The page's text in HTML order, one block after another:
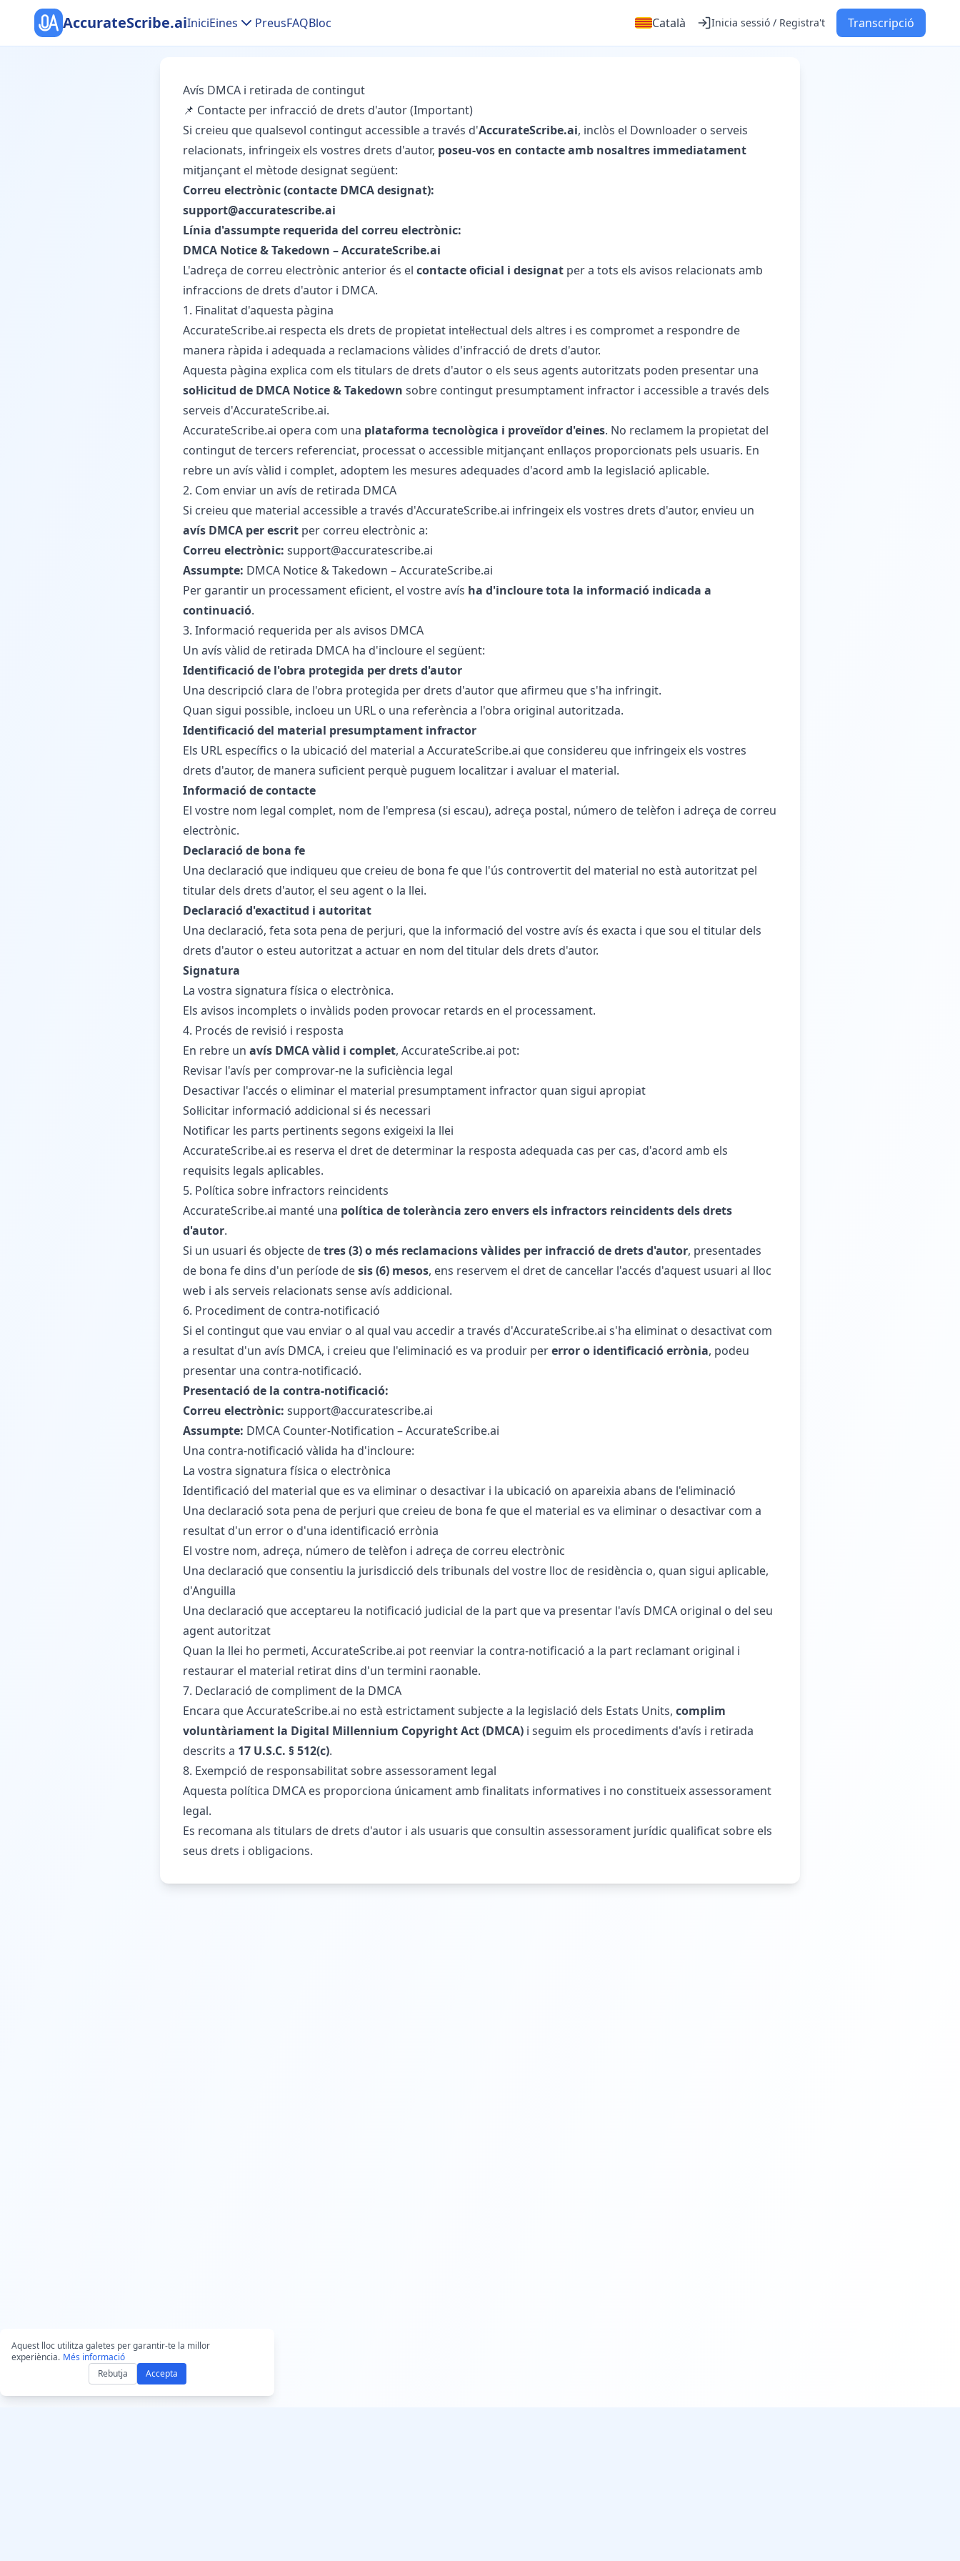
AccurateScribe.aiIniciEines PreusFAQBloc Català Inicia sessió / Registra't Transcripció
Avís DMCA i retirada de contingut
📌 Contacte per infracció de drets d'autor (Important)
Si creieu que qualsevol contingut accessible a través d'AccurateScribe.ai, inclòs el Downloader o serveis
relacionats, infringeix els vostres drets d'autor, poseu-vos en contacte amb nosaltres immediatament
mitjançant el mètode designat següent:
Correu electrònic (contacte DMCA designat):
support@accuratescribe.ai
Línia d'assumpte requerida del correu electrònic:
DMCA Notice & Takedown – AccurateScribe.ai
L'adreça de correu electrònic anterior és el contacte oficial i designat per a tots els avisos relacionats amb
infraccions de drets d'autor i DMCA.
1. Finalitat d'aquesta pàgina
AccurateScribe.ai respecta els drets de propietat intel·lectual dels altres i es compromet a respondre de
manera ràpida i adequada a reclamacions vàlides d'infracció de drets d'autor.
Aquesta pàgina explica com els titulars de drets d'autor o els seus agents autoritzats poden presentar una
sol·licitud de DMCA Notice & Takedown sobre contingut presumptament infractor i accessible a través dels
serveis d'AccurateScribe.ai.
AccurateScribe.ai opera com una plataforma tecnològica i proveïdor d'eines. No reclamem la propietat del
contingut de tercers referenciat, processat o accessible mitjançant enllaços proporcionats pels usuaris. En
rebre un avís vàlid i complet, adoptem les mesures adequades d'acord amb la legislació aplicable.
2. Com enviar un avís de retirada DMCA
Si creieu que material accessible a través d'AccurateScribe.ai infringeix els vostres drets d'autor, envieu un
avís DMCA per escrit per correu electrònic a:
Correu electrònic: support@accuratescribe.ai
Assumpte: DMCA Notice & Takedown – AccurateScribe.ai
Per garantir un processament eficient, el vostre avís ha d'incloure tota la informació indicada a
continuació.
3. Informació requerida per als avisos DMCA
Un avís vàlid de retirada DMCA ha d'incloure el següent:
Identificació de l'obra protegida per drets d'autor
Una descripció clara de l'obra protegida per drets d'autor que afirmeu que s'ha infringit.
Quan sigui possible, incloeu un URL o una referència a l'obra original autoritzada.
Identificació del material presumptament infractor
Els URL específics o la ubicació del material a AccurateScribe.ai que considereu que infringeix els vostres
drets d'autor, de manera suficient perquè puguem localitzar i avaluar el material.
Informació de contacte
El vostre nom legal complet, nom de l'empresa (si escau), adreça postal, número de telèfon i adreça de correu
electrònic.
Declaració de bona fe
Una declaració que indiqueu que creieu de bona fe que l'ús controvertit del material no està autoritzat pel
titular dels drets d'autor, el seu agent o la llei.
Declaració d'exactitud i autoritat
Una declaració, feta sota pena de perjuri, que la informació del vostre avís és exacta i que sou el titular dels
drets d'autor o esteu autoritzat a actuar en nom del titular dels drets d'autor.
Signatura
La vostra signatura física o electrònica.
Els avisos incomplets o invàlids poden provocar retards en el processament.
4. Procés de revisió i resposta
En rebre un avís DMCA vàlid i complet, AccurateScribe.ai pot:
Revisar l'avís per comprovar-ne la suficiència legal
Desactivar l'accés o eliminar el material presumptament infractor quan sigui apropiat
Sol·licitar informació addicional si és necessari
Notificar les parts pertinents segons exigeixi la llei
AccurateScribe.ai es reserva el dret de determinar la resposta adequada cas per cas, d'acord amb els
requisits legals aplicables.
5. Política sobre infractors reincidents
AccurateScribe.ai manté una política de tolerància zero envers els infractors reincidents dels drets
d'autor.
Si un usuari és objecte detres (3) o més reclamacions vàlides per infracció de drets d'autor, presentades
de bona fe dins d'un període desis (6) mesos, ens reservem el dret de cancel·lar l'accés d'aquest usuari al lloc
web i als serveis relacionats sense avís addicional.
6. Procediment de contra-notificació
Si el contingut que vau enviar o al qual vau accedir a través d'AccurateScribe.ai s'ha eliminat o desactivat com
a resultat d'un avís DMCA, i creieu que l'eliminació es va produir pererror o identificació errònia, podeu
presentar una contra-notificació.
Presentació de la contra-notificació:
Correu electrònic: support@accuratescribe.ai
Assumpte: DMCA Counter-Notification – AccurateScribe.ai
Una contra-notificació vàlida ha d'incloure:
La vostra signatura física o electrònica
Identificació del material que es va eliminar o desactivar i la ubicació on apareixia abans de l'eliminació
Una declaració sota pena de perjuri que creieu de bona fe que el material es va eliminar o desactivar com a
resultat d'un error o d'una identificació errònia
El vostre nom, adreça, número de telèfon i adreça de correu electrònic
Una declaració que consentiu la jurisdicció dels tribunals del vostre lloc de residència o, quan sigui aplicable,
d'Anguilla
Una declaració que acceptareu la notificació judicial de la part que va presentar l'avís DMCA original o del seu
agent autoritzat
Quan la llei ho permeti, AccurateScribe.ai pot reenviar la contra-notificació a la part reclamant original i
restaurar el material retirat dins d'un termini raonable.
7. Declaració de compliment de la DMCA
Encara que AccurateScribe.ai no està estrictament subjecte a la legislació dels Estats Units, complim
voluntàriament la Digital Millennium Copyright Act (DMCA) i seguim els procediments d'avís i retirada
descrits a 17 U.S.C. § 512(c).
8. Exempció de responsabilitat sobre assessorament legal
Aquesta política DMCA es proporciona únicament amb finalitats informatives i no constitueix assessorament
legal.
Es recomana als titulars de drets d'autor i als usuaris que consultin assessorament jurídic qualificat sobre els
seus drets i obligacions.
Aquest lloc utilitza galetes per garantir-te la millor
experiència. Més informació
Rebutja
Accepta